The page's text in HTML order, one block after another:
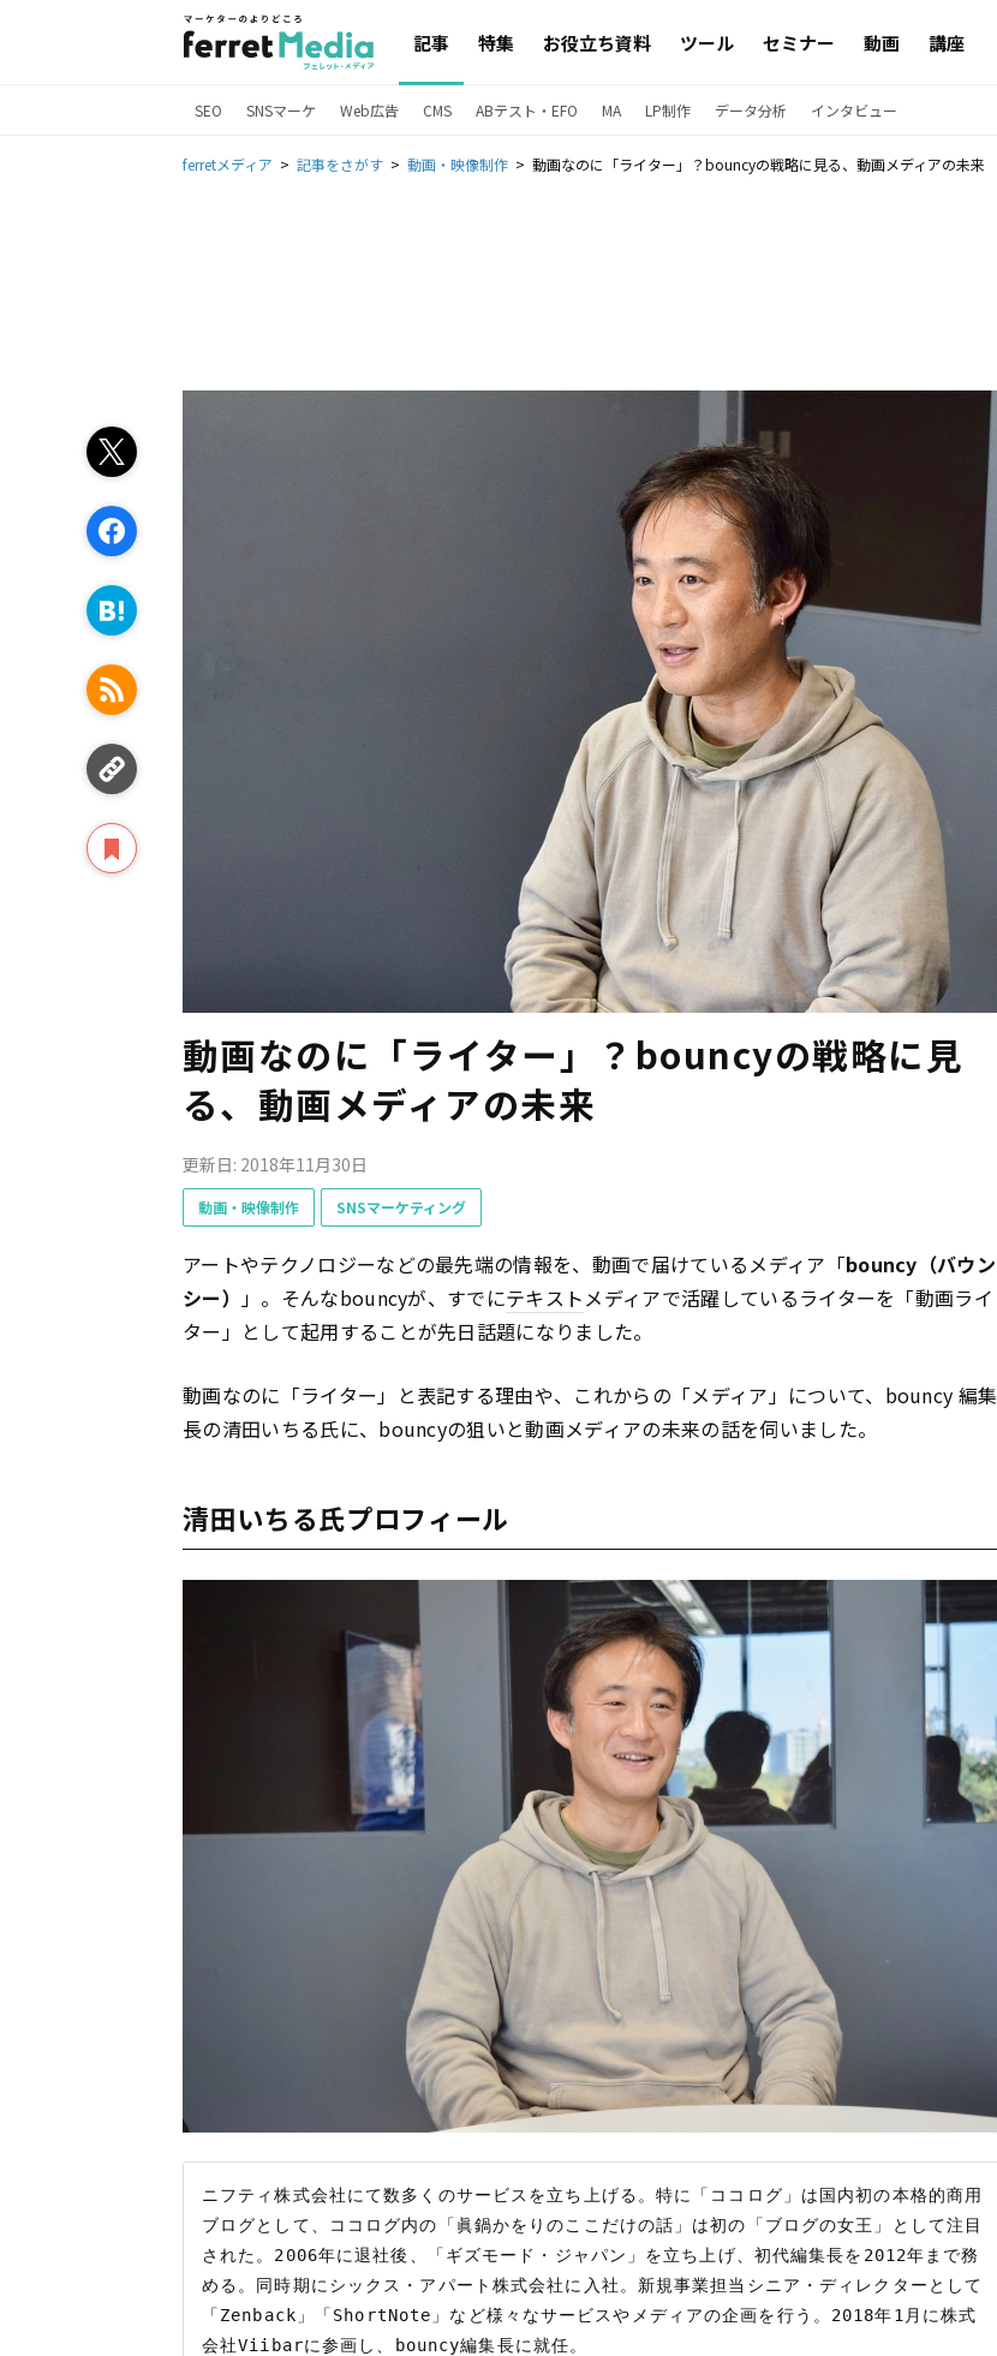
記事 特集 お役立ち資料 ツール セミナー 動画 講座
SEO SNSマーケ Web広告 CMS ABテスト・EFO MA LP制作 データ分析 インタビュー
ferretメディア 記事をさがす 動画・映像制作 動画なのに「ライター」？bouncyの戦略に見る、動画メディアの未来
動画なのに「ライター」？bouncyの戦略に見
る、動画メディアの未来
更新日: 2018年11月30日
動画・映像制作 SNSマーケティング
アートやテクノロジーなどの最先端の情報を、動画で届けているメディア「bouncy（バウン
シー） 」。そんなbouncyが、すでにテキストメディアで活躍しているライターを「動画ライ
ター」として起用することが先日話題になりました。
動画なのに「ライター」と表記する理由や、これからの「メディア」について、bouncy 編集
長の清田いちる氏に、bouncyの狙いと動画メディアの未来の話を伺いました。
清田いちる氏プロフィール
ニフティ株式会社にて数多くのサービスを立ち上げる。特に「ココログ」は国内初の本格的商用
ブログとして、ココログ内の「眞鍋かをりのここだけの話」は初の「ブログの女王」として注目
された。2006年に退社後、「ギズモード・ジャパン」を立ち上げ、初代編集長を2012年まで務
める。同時期にシックス・アパート株式会社に入社。新規事業担当シニア・ディレクターとして
「Zenback」「ShortNote」など様々なサービスやメディアの企画を行う。2018年1月に株式